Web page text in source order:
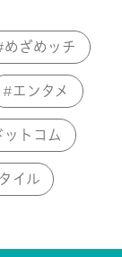
めざめッチ
エンタメ
トコム
イル